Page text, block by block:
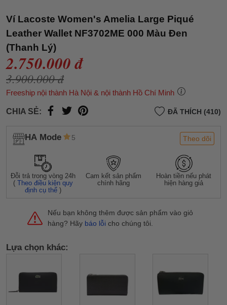
Ví Lacoste Women's Amelia Large Piqué
Leather Wallet NF3702ME 000 Màu Đen
(Thanh Lý)
2.750.000 đ
3.900.000 đ
Freeship nội thành Hà Nội & nội thành Hồ Chí Minh
CHIA SẺ: ĐÃ THÍCH (410)
HA Mode 5 Theo dõi
Đỗi trả trong vòng 24h
(Theo điều kiện quy
định cụ thể )
Cam kết sản phẩm
chính hãng
Hoàn tiền nếu phát
hiện hàng giả
Nếu bạn không thêm được sản phẩm vào giỏ
hàng? Hãy báo lỗi cho chúng tôi.
Lựa chọn khác: